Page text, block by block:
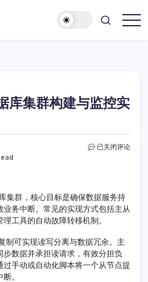
库集群构建与监控实
Linux
数
据
库
群
构
建
与
已关闭评论
集群，核心目标是确保数据服务持
务中断。常见的实现方式包括主从
工具的自动故障转移机制。
制可实现读写分离与数据冗余。主
数据并承担读请求，有效分担负
手动或自动化脚本将一个从节点提
。